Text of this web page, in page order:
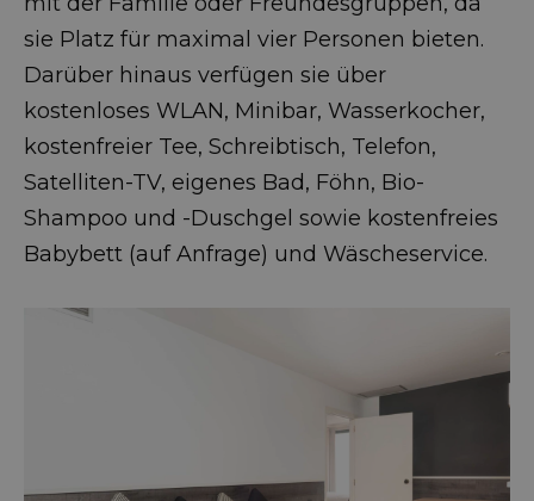
sie Platz für maximal vier Personen bieten.
Darüber hinaus verfügen sie über
kostenloses WLAN, Minibar, Wasserkocher,
kostenfreier Tee, Schreibtisch, Telefon,
Satelliten-TV, eigenes Bad, Föhn, Bio-
Shampoo und -Duschgel sowie kostenfreies
Babybett (auf Anfrage) und Wäscheservice.